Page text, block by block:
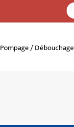
Pompage / Débouchage